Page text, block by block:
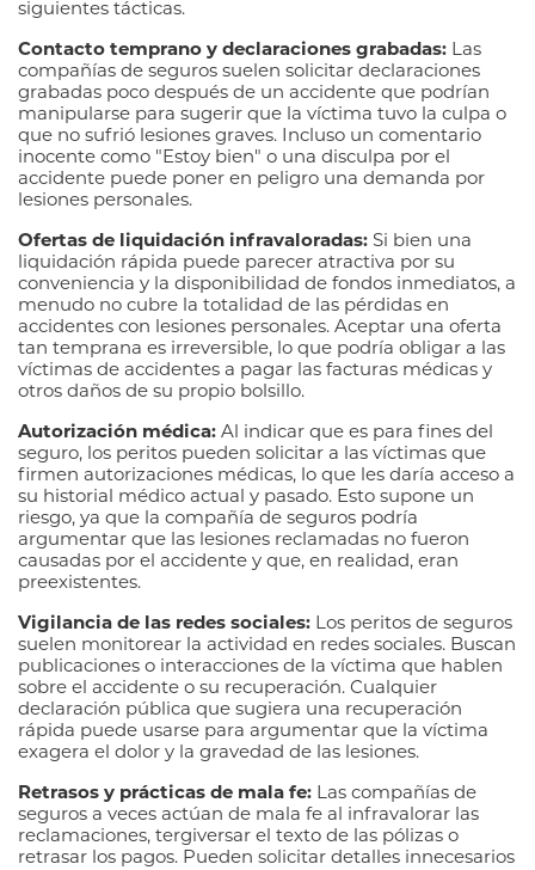
siguientes tácticas.
Contacto temprano y declaraciones grabadas: Las
compañías de seguros suelen solicitar declaraciones
grabadas poco después de un accidente que podrían
manipularse para sugerir que la víctima tuvo la culpa o
que no sufrió lesiones graves. Incluso un comentario
inocente como "Estoy bien" o una disculpa por el
accidente puede poner en peligro una demanda por
lesiones personales.
Ofertas de liquidación infravaloradas: Si bien una
liquidación rápida puede parecer atractiva por su
conveniencia y la disponibilidad de fondos inmediatos, a
menudo no cubre la totalidad de las pérdidas en
accidentes con lesiones personales. Aceptar una oferta
tan temprana es irreversible, lo que podría obligar a las
víctimas de accidentes a pagar las facturas médicas y
otros daños de su propio bolsillo.
Autorización médica: Al indicar que es para fines del
seguro, los peritos pueden solicitar a las víctimas que
firmen autorizaciones médicas, lo que les daría acceso a
su historial médico actual y pasado. Esto supone un
riesgo, ya que la compañía de seguros podría
argumentar que las lesiones reclamadas no fueron
causadas por el accidente y que, en realidad, eran
preexistentes.
Vigilancia de las redes sociales: Los peritos de seguros
suelen monitorear la actividad en redes sociales. Buscan
publicaciones o interacciones de la víctima que hablen
sobre el accidente o su recuperación. Cualquier
declaración pública que sugiera una recuperación
rápida puede usarse para argumentar que la víctima
exagera el dolor y la gravedad de las lesiones.
Retrasos y prácticas de mala fe: Las compañías de
seguros a veces actúan de mala fe al infravalorar las
reclamaciones, tergiversar el texto de las pólizas o
retrasar los pagos. Pueden solicitar detalles innecesarios